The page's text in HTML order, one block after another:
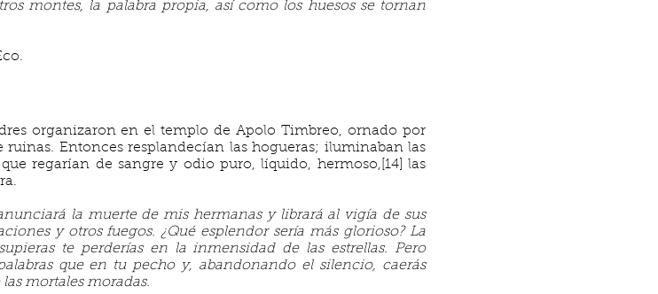
montes, la palabra propia, así como los huesos se tornan
organizaron en el templo de Apolo Timbreo, ornado por
Entonces resplandecían las hogueras; iluminaban las
regarían de sangre y odio puro, líquido, hermoso,[14] las
la muerte de mis hermanas y librará al vigía de sus
y otros fuegos. ¿Qué esplendor sería más glorioso? La
te perderías en la inmensidad de las estrellas. Pero
que en tu pecho y, abandonando el silencio, caerás
mortales moradas.